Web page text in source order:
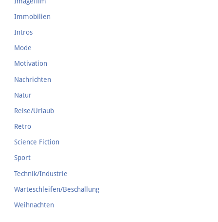
Immobilien
Intros
Mode
Motivation
Nachrichten
Natur
Reise/Urlaub
Retro
Science Fiction
Sport
Technik/Industrie
Warteschleifen/Beschallung
Weihnachten